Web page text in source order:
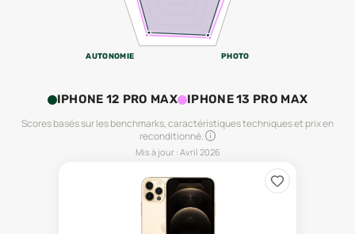
PHOTO
AUTONOMIE
IPHONE 12 PRO MAX IPHONE 13 PRO MAX
Scores basés sur les benchmarks, caractéristiques techniques et prix en
reconditionné.
Mis à jour : Avril 2026